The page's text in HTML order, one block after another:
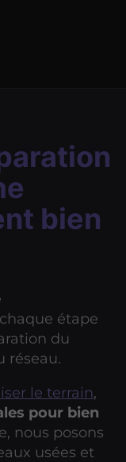
bien
étape
du
réseau.
le terrain,
pour bien
nous posons
usées et